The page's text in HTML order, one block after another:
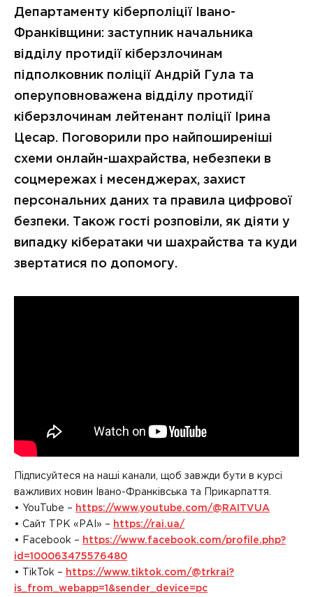
Департаменту кіберполіції Івано-
Франківщини: заступник начальника
відділу протидії кіберзлочинам
підполковник поліції Андрій Гула та
оперуповноважена відділу протидії
кіберзлочинам лейтенант поліції Ірина
Цесар. Поговорили про найпоширеніші
схеми онлайн-шахрайства, небезпеки в
соцмережах і месенджерах, захист
персональних даних та правила цифрової
безпеки. Також гості розповіли, як діяти у
випадку кібератаки чи шахрайства та куди
звертатися по допомогу.
Підписуйтеся на наші канали, щоб завжди бути в курсі
важливих новин Івано-Франківська та Прикарпаття.
• YouTube – https://www.youtube.com/@RAITVUA
• Сайт ТРК «РАІ» – https://rai.ua/
• Facebook – https://www.facebook.com/profile.php?
id=100063475576480
• TikTok – https://www.tiktok.com/@trkrai?
is_from_webapp=1&sender_device=pc